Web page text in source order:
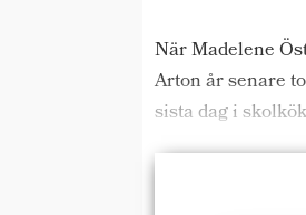
När Madelene
Arton år senare
sista dag i